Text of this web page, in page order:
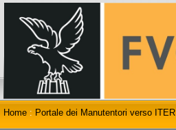
Home : Portale dei Manutentori verso ITER